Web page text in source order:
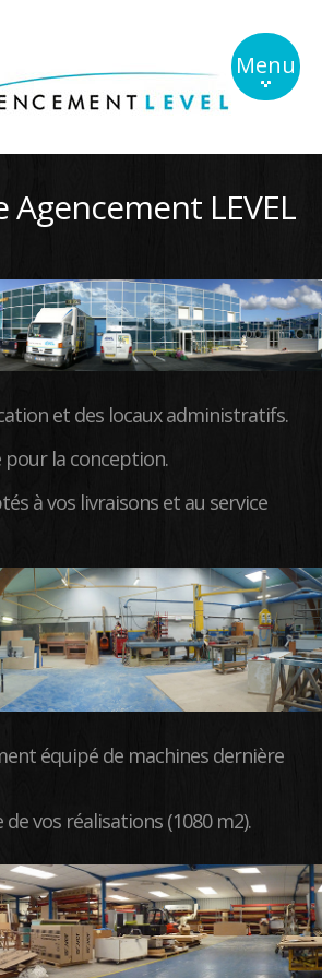
Menu
Conception
Tabac sec
Bar-Resto
Contact
LEVEL
et des locaux administratifs.
pour la conception.
à vos livraisons et au service
équipé de machines dernière
vos réalisations (1080 m2).